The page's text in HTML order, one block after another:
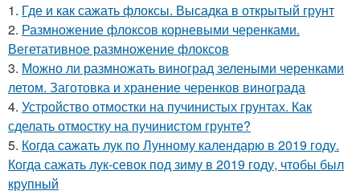
1. Где и как сажать флоксы. Высадка в открытый грунт
2. Размножение флоксов корневыми черенками.
Вегетативное размножение флоксов
3. Можно ли размножать виноград зелеными черенками
летом. Заготовка и хранение черенков винограда
4. Устройство отмостки на пучинистых грунтах. Как
сделать отмостку на пучинистом грунте?
5. Когда сажать лук по Лунному календарю в 2019 году.
Когда сажать лук-севок под зиму в 2019 году, чтобы был
крупный